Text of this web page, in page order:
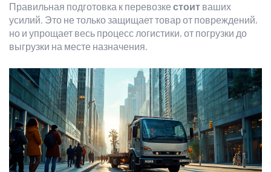
Правильная подготовка к перевозке стоит ваших
усилий. Это не только защищает товар от повреждений,
но и упрощает весь процесс логистики, от погрузки до
выгрузки на месте назначения.